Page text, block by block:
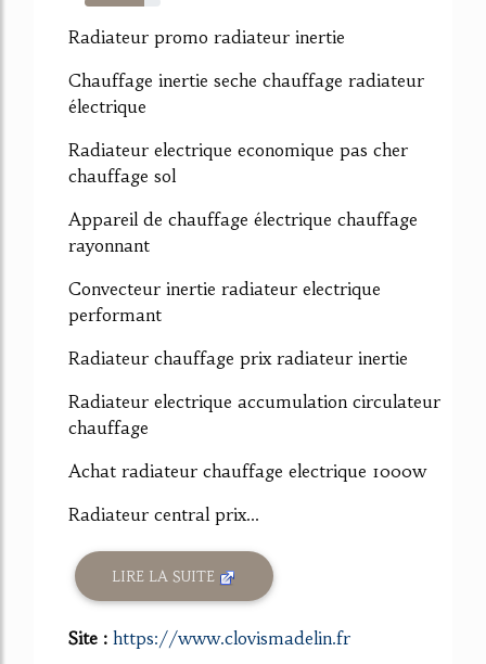
79%
Radiateur promo radiateur inertie
Chauffage inertie seche chauffage radiateur
électrique
Radiateur electrique economique pas cher
chauffage sol
Appareil de chauffage électrique chauffage
rayonnant
Convecteur inertie radiateur electrique
performant
Radiateur chauffage prix radiateur inertie
Radiateur electrique accumulation circulateur
chauffage
Achat radiateur chauffage electrique 1000w
Radiateur central prix...
LIRE LA SUITE
Site : https://www.clovismadelin.fr